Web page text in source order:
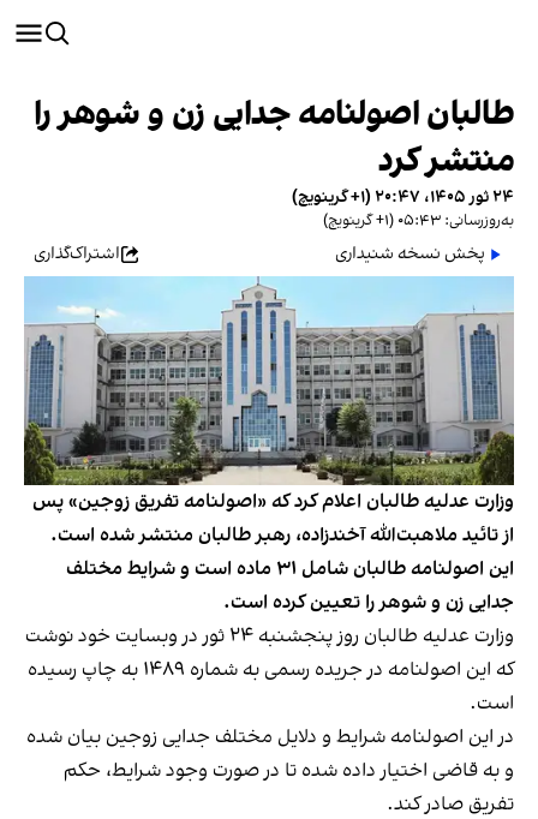
طالبان اصولنامه جدایی زن و شوهر را
منتشر کرد
۲۴ ثور ۱۴۰۵، ۲۰:۴۷ (‎+۱ گرینویچ)
به‌روزرسانی: ۰۵:۴۳ (‎+۱ گرینویچ)
پخش نسخه شنیداری اشتراک‌گذاری
وزارت عدلیه طالبان اعلام کرد که «اصولنامه تفریق زوجین» پس
از تائید ملاهبت‌الله آخندزاده، رهبر طالبان منتشر شده است.
این اصولنامه طالبان شامل ۳۱ ماده است و شرایط مختلف
جدایی زن و شوهر را تعیین کرده است.
وزارت عدلیه طالبان روز پنجشنبه ۲۴ ثور در وبسایت خود نوشت
که این اصولنامه در جریده رسمی به شماره ۱۴۸۹ به چاپ رسیده
است.
در این اصولنامه شرایط و دلایل مختلف جدایی زوجین بیان شده
و به قاضی اختیار داده شده تا در صورت وجود شرایط، حکم
تفریق صادر کند.